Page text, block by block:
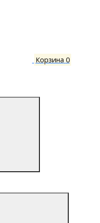
Корзина 0